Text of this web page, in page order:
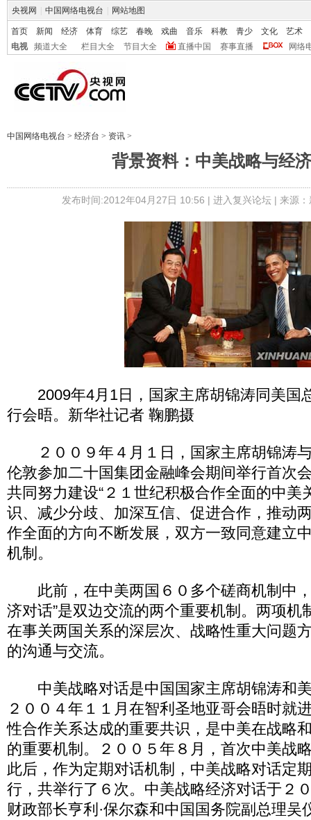
央视网 中国网络电视台 网站地图
首页 新闻 经济 体育 综艺 春晚 戏曲 音乐 科教 青少 文化
艺术
电视
频道大全 栏目大全 节目大全 直播中国 赛事直播 网络
中国网络电视台 > 经济台 > 资讯 >
背景资料：中美战略与经
发布时间:2012年04月27日 10:56 | 进入复兴论坛| 来源
2009年4月1日，国家主席胡锦涛同美国
行会晤。新华社记者 鞠鹏摄
２００９年４月１日，国家主席胡锦涛
伦敦参加二十国集团金融峰会期间举行首次
共同努力建设“２１世纪积极合作全面的中美
识、减少分歧、加深互信、促进合作，推动
作全面的方向不断发展，双方一致同意建立
机制。
此前，在中美两国６０多个磋商机制中，
济对话”是双边交流的两个重要机制。两项机
在事关两国关系的深层次、战略性重大问题
的沟通与交流。
中美战略对话是中国国家主席胡锦涛和
２００４年１１月在智利圣地亚哥会晤时就
性合作关系达成的重要共识，是中美在战略
的重要机制。２００５年８月，首次中美战
此后，作为定期对话机制，中美战略对话定
行，共举行了６次。中美战略经济对话于２
财政部长亨利·保尔森和中国国务院副总理吴